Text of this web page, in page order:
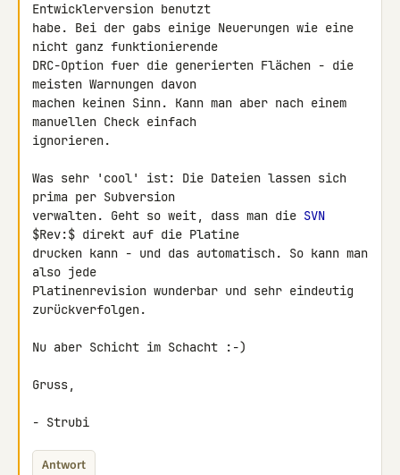
Entwicklerversion benutzt
habe. Bei der gabs einige Neuerungen wie eine
nicht ganz funktionierende
DRC-Option fuer die generierten Flächen - die
meisten Warnungen davon
machen keinen Sinn. Kann man aber nach einem
manuellen Check einfach
ignorieren.
Was sehr 'cool' ist: Die Dateien lassen sich
prima per Subversion
verwalten. Geht so weit, dass man die SVN
$Rev:$ direkt auf die Platine
drucken kann - und das automatisch. So kann man
also jede
Platinenrevision wunderbar und sehr eindeutig
zurückverfolgen.
Nu aber Schicht im Schacht :-)
Gruss,
- Strubi
Antwort